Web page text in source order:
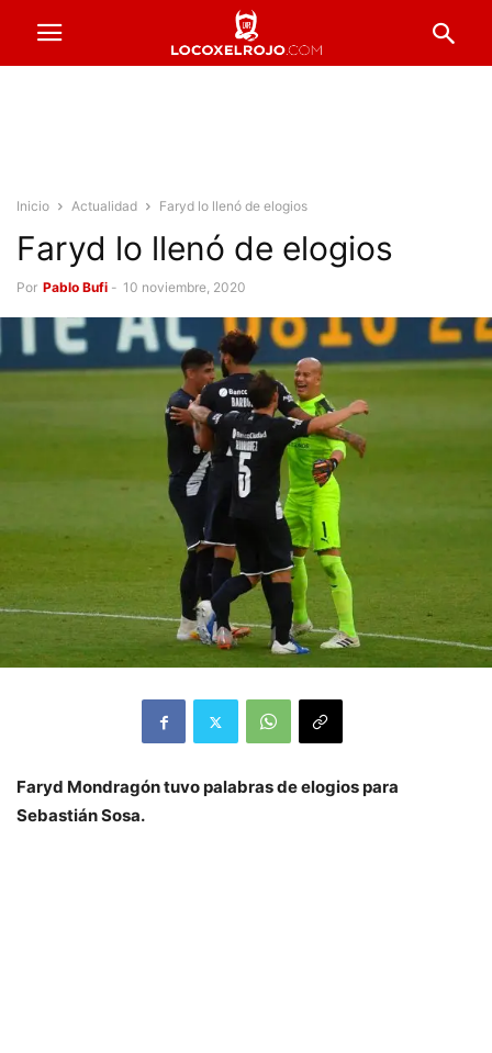
Inicio Actualidad Faryd lo llenó de elogios
Faryd lo llenó de elogios
Por Pablo Bufi - 10 noviembre, 2020
Faryd Mondragón tuvo palabras de elogios para
Sebastián Sosa.